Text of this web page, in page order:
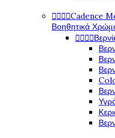
Cadence
Βοηθητικά
